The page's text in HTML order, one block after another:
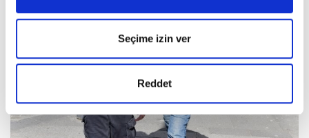
Seçime izin ver
Reddet